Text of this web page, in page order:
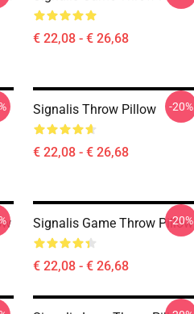
€ 22,08 - € 26,68
Signalis Throw Pillow
€ 22,08 - € 26,68
-20%
Signalis Game Throw Pillow
€ 22,08 - € 26,68
-20%